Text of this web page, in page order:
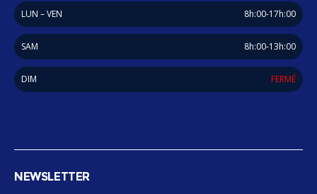
LUN – VEN 8h:00-17h:00
SAM 8h:00-13h:00
DIM FERMÉ
NEWSLETTER